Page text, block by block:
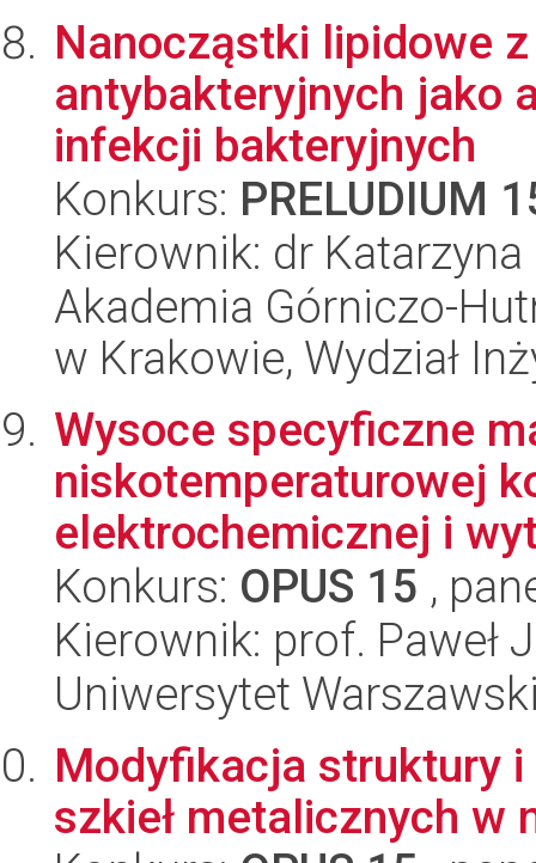
Nanocząstki lipidowe
antybakteryjnych jako
infekcji bakteryjnych
Konkurs: PRELUDIUM
Kierownik: dr
Akademia Górniczo-
w Krakowie, Wydział
Wysoce specyficzne
niskotemperaturowej
elektrochemicznej i
Konkurs: OPUS 15 ,
Kierownik: prof. Paweł
Uniwersytet
Modyfikacja struktury
szkieł metalicznych w